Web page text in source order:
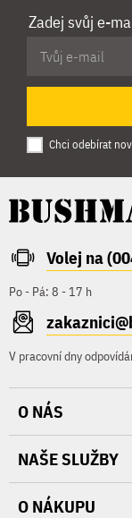
Zadej svůj e-
Chci odebírat
Volej na
Po - Pá: 8 - 17 h
V pracovní dny
O NÁS
NAŠE SLUŽBY
O NÁKUPU